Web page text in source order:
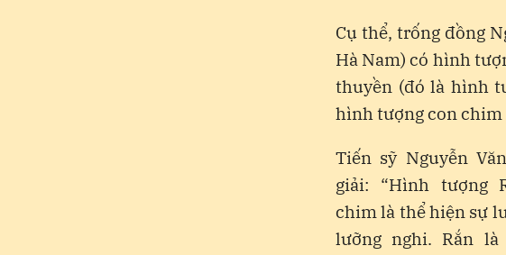
Cụ thể, trống đồng
Hà Nam) có hình
thuyền (đó là hình
hình tượng con chim
Tiến sỹ Nguyễn
giải: “Hình tượng
chim là thể hiện sự
lưỡng nghi. Rắn